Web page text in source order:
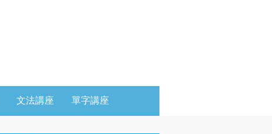
文法講座 單字講座